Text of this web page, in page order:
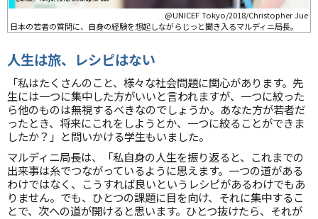
@UNICEF Tokyo/2018/Christopher Jue
日本の若者の質問に、自身の経験を想起しながらじっと聞き入るマルディニ局長。
人生は旅、レシピはない
「私はたくさんのこと、様々な社会問題に関心があります。先
生には一つに集中した方がいいと言われますが、一つに絞った
ら他のものは無視するべきなのでしょうか。あなた方が若者だ
ったとき、将来にこれをしようとか、一つに絞ることができま
したか？」と問いかける学生もいました。
マルディニ局長は、「私自身の人生を振り返ると、これまでの
出来事は糸でつながっているように思えます。一つの道がある
わけではなく、こうすれば良いというレシピがあるわけでもあ
りません。でも、ひとつの課題に目を向け、それに集中するこ
とで、次への道が開けると思います。ひとつ抜けたら、それが